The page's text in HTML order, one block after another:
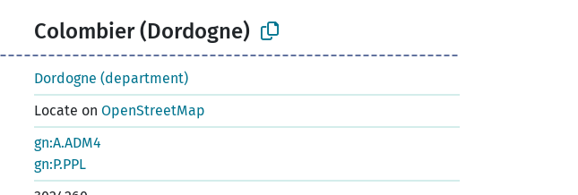
Colombier (Dordogne)
Dordogne (department)
Locate on OpenStreetMap
gn:A.ADM4
gn:P.PPL